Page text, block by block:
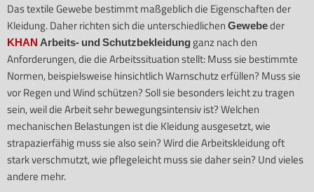
Das textile Gewebe bestimmt maßgeblich die Eigenschaften der
Kleidung. Daher richten sich die unterschiedlichenGewebeder
KHANArbeits- und Schutzbekleidung ganz nach den
Anforderungen, die die Arbeitssituation stellt: Muss sie bestimmte
Normen, beispielsweise hinsichtlich Warnschutz erfüllen? Muss sie
vor Regen und Wind schützen? Soll sie besonders leicht zu tragen
sein, weil die Arbeit sehr bewegungsintensiv ist? Welchen
mechanischen Belastungen ist die Kleidung ausgesetzt, wie
strapazierfähig muss sie also sein? Wird die Arbeitskleidung oft
stark verschmutzt, wie pflegeleicht muss sie daher sein? Und vieles
andere mehr.